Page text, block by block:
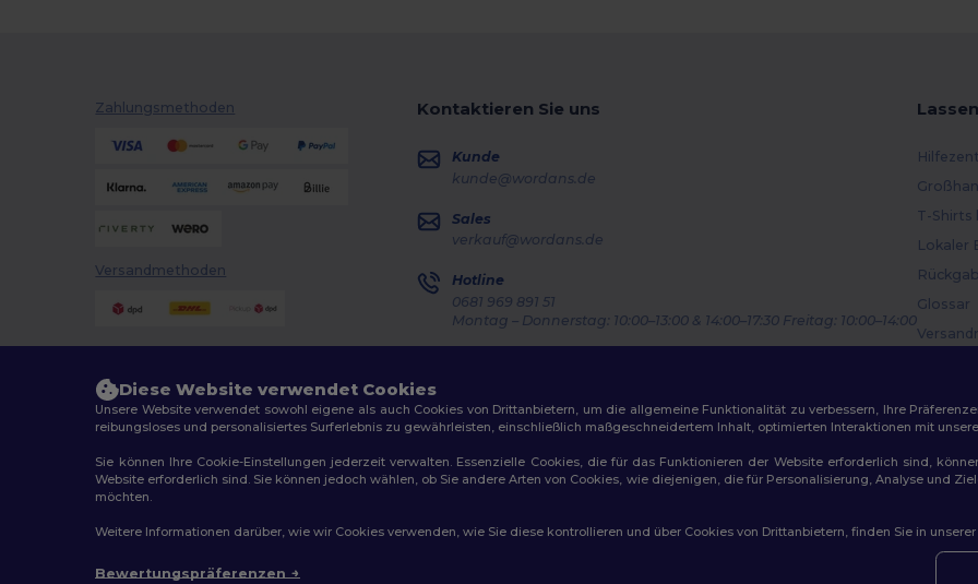
Zahlungsmethoden
Versandmethoden
Kontaktieren Sie uns
Kunde
kunde@wordans.de
Sales
verkauf@wordans.de
Hotline
0681 969 891 51
Montag – Donnerstag: 10:00–13:00 & 14:00–17:30 Freitag: 10:00–14:00
T-Shirts
Lokaler
Glossar
2026. Alle Rechte vorbehalten
Diese Website verwendet Cookies
Unsere Website verwendet sowohl eigene als auch Cookies von Drittanbietern, um die allgemeine Funktionalität zu verbessern, Ihre
reibungsloses und personalisiertes Surferlebnis zu gewährleisten, einschließlich maßgeschneidertem Inhalt, optimierten Interaktionen mit
Sie können Ihre Cookie-Einstellungen jederzeit verwalten. Essenzielle Cookies, die für das Funktionieren der Website erforderlich sind,
Website erforderlich sind. Sie können jedoch wählen, ob Sie andere Arten von Cookies, wie diejenigen, die für Personalisierung, Analyse und
möchten.
Weitere Informationen darüber, wie wir Cookies verwenden, wie Sie diese kontrollieren und über Cookies von Drittanbietern, finden Sie in unserer
Bewertungspräferenzen
👋